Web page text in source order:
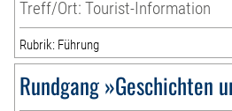
Treff/Ort: Tourist-Information
Rubrik: Führung
Rundgang »Geschichten